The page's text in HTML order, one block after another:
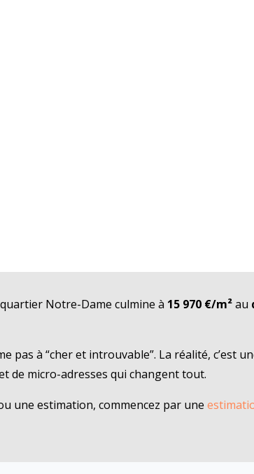
Notre-Dame culmine à 15 970 €/m²au
pas à “cher et introuvable”. La réalité, c’est
de micro-adresses qui changent tout.
une estimation, commencez par une